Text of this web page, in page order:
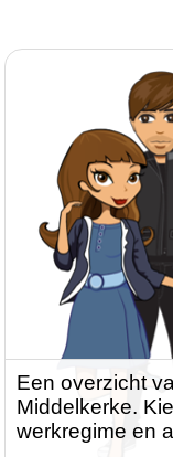
Een overzicht
Middelkerke.
werkregime en